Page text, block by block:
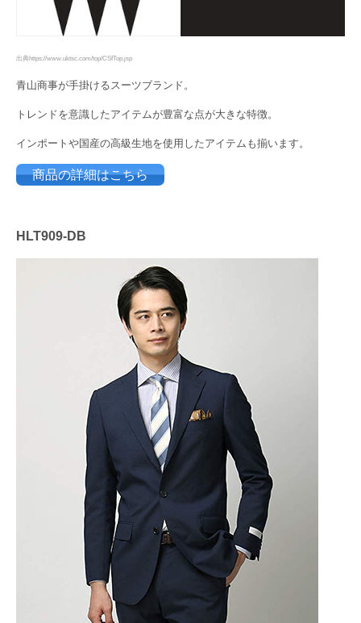
出典https://www.uktsc.com/top/CSfTop.jsp
青山商事が手掛けるスーツブランド。
トレンドを意識したアイテムが豊富な点が大きな特徴。
インポートや国産の高級生地を使用したアイテムも揃います。
商品の詳細はこちら
HLT909-DB